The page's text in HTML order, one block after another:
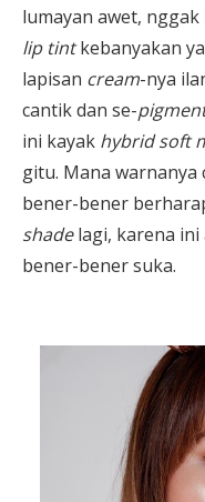
lumayan awet, nggak
lip tintkebanyakan
lapisan cream-nya
cantik dan se-
ini kayak hybrid soft
gitu. Mana warnanya
bener-bener
shadelagi, karena ini
bener-bener suka.